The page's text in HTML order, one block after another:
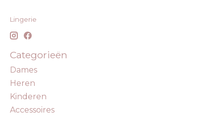
Lingerie
Categorieën
Dames
Heren
Kinderen
Accessoires